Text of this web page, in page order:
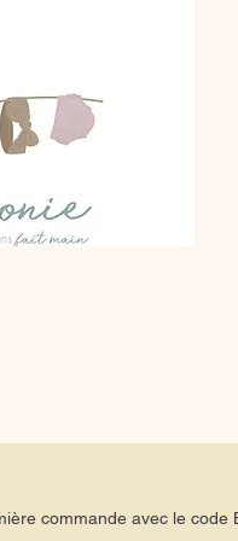
commande avec le code